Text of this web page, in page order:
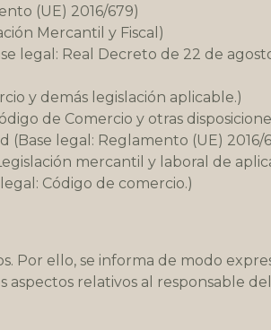
(UE) 2016/679)
Mercantil y Fiscal)
legal: Real Decreto de 22 de
y demás legislación aplicable.)
de Comercio y otras
(Base legal: Reglamento (UE)
mercantil y laboral de
Código de comercio.)
Por ello, se informa de modo
aspectos relativos al responsable